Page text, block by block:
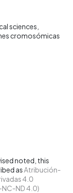
sciences
cromosómicas
noted, this
asAtribución-
4.0
NC-ND 4.0)